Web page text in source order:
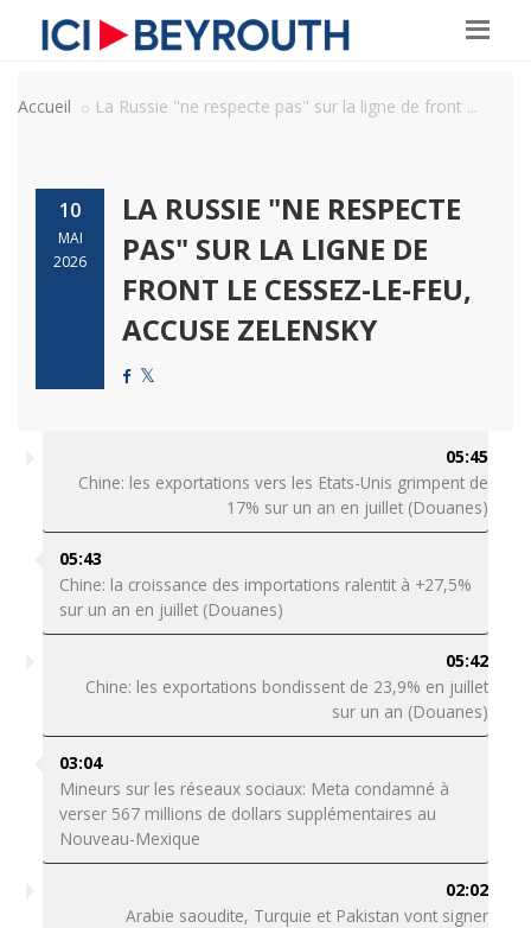
Accueil La Russie "ne respecte pas" sur la ligne de front ...
10
MAI
2026
LA RUSSIE "NE RESPECTE
PAS" SUR LA LIGNE DE
FRONT LE CESSEZ-LE-FEU,
ACCUSE ZELENSKY
05:45
Chine: les exportations vers les Etats-Unis grimpent de
17% sur un an en juillet (Douanes)
05:43
Chine: la croissance des importations ralentit à +27,5%
sur un an en juillet (Douanes)
05:42
Chine: les exportations bondissent de 23,9% en juillet
sur un an (Douanes)
03:04
Mineurs sur les réseaux sociaux: Meta condamné à
verser 567 millions de dollars supplémentaires au
Nouveau-Mexique
02:02
Arabie saoudite, Turquie et Pakistan vont signer